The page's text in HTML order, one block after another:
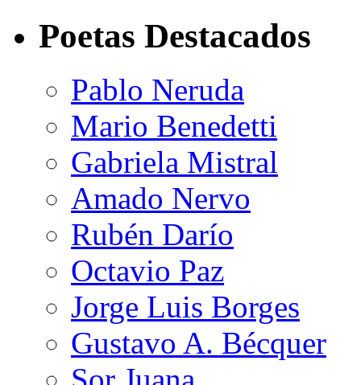
Poetas Destacados
Pablo Neruda
Mario Benedetti
Gabriela Mistral
Amado Nervo
Rubén Darío
Octavio Paz
Jorge Luis Borges
Gustavo A. Bécquer